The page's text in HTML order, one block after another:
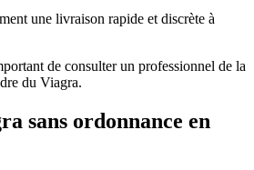
une livraison rapide et discrète à
de consulter un professionnel de la
du Viagra.
sans ordonnance en